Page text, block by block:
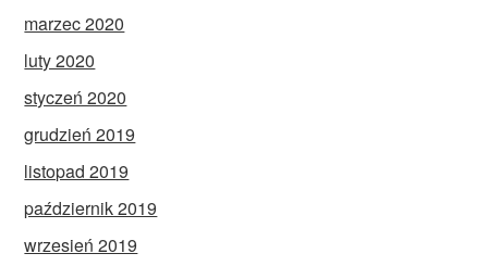
marzec 2020
luty 2020
styczeń 2020
grudzień 2019
listopad 2019
październik 2019
wrzesień 2019